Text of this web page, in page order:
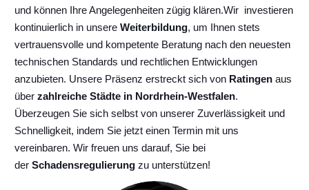
und können Ihre Angelegenheiten zügig klären.Wir investieren
kontinuierlich in unsere Weiterbildung, um Ihnen stets
vertrauensvolle und kompetente Beratung nach den neuesten
technischen Standards und rechtlichen Entwicklungen
anzubieten. Unsere Präsenz erstreckt sich von Ratingen aus
über zahlreiche Städte in Nordrhein-Westfalen.
Überzeugen Sie sich selbst von unserer Zuverlässigkeit und
Schnelligkeit, indem Sie jetzt einen Termin mit uns
vereinbaren. Wir freuen uns darauf, Sie bei
der Schadensregulierung zu unterstützen!